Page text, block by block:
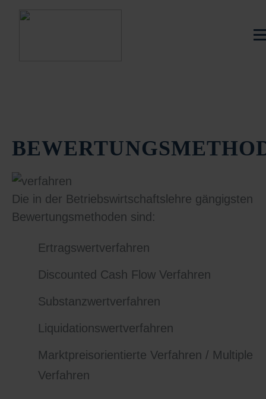
Die in der Betriebswirtschaftslehre gängigsten
Bewertungsmethoden sind:
Ertragswertverfahren
Discounted Cash Flow Verfahren
Substanzwertverfahren
Liquidationswertverfahren
Marktpreisorientierte Verfahren / Multiple
Verfahren